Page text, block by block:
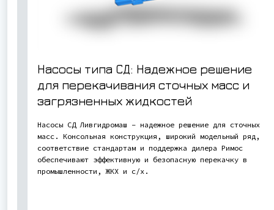
Насосы типа СД: Надежное решение
для перекачивания сточных масс и
загрязненных жидкостей
Насосы СД Ливгидромаш – надежное решение для сточных
масс. Консольная конструкция, широкий модельный ряд,
соответствие стандартам и поддержка дилера Римос
обеспечивают эффективную и безопасную перекачку в
промышленности, ЖКХ и с/х.